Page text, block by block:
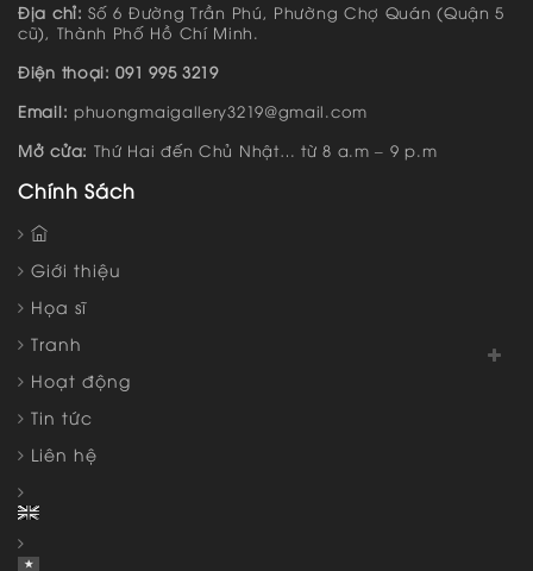
Địa chỉ: Số 6 Đường Trần Phú, Phường Chợ Quán (Quận 5
cũ), Thành Phố Hồ Chí Minh.
Điện thoại: 091 995 3219
Email: phuongmaigallery3219@gmail.com
Mở cửa: Thứ Hai đến Chủ Nhật… từ 8 a.m – 9 p.m
Chính Sách
Giới thiệu
Họa sĩ
Tranh
Hoạt động
Tin tức
Liên hệ